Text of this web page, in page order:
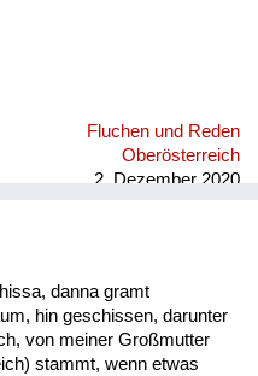
Fluchen und Reden
Oberösterreich
2. Dezember 2020
danna gramt
hin geschissen, darunter
von meiner Großmutter
stammt, wenn etwas